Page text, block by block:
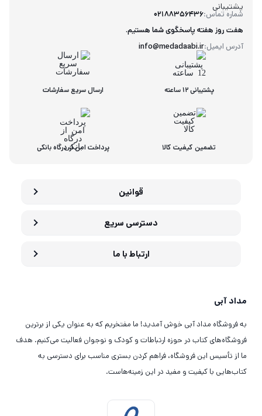
پشتیبانی
شماره تماس:02188356436
آدرس ایمیل:info@medadaabi.ir
هفت روز هفته پاسخگوی شما هستیم.
پشتیبانی 12 ساعته ارسال سریع سفارشات
تضمین کیفیت کالا پرداخت امن از درگاه بانکی
قوانین
دسترسی سریع
ارتباط با ما
مداد آبی
به فروشگاه مداد آبی خوش آمدید! ما مفتخریم که به عنوان یکی از برترین
فروشگاه‌های کتاب در حوزه ارتباطات و کودک و نوجوان فعالیت می‌کنیم. هدف
ما از تأسیس این فروشگاه، فراهم کردن بستری مناسب برای دسترسی به
کتاب‌هایی با کیفیت و مفید در این زمینه‌هاست.